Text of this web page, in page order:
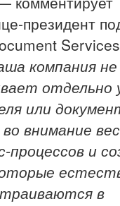
президент
компания не
отдельно
или
внимание
процессов и
в